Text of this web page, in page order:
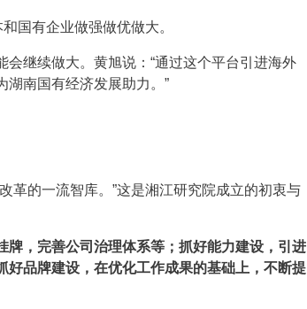
国有企业做强做优做大。
继续做大。黄旭说：“通过这个平台引进海外
湖南国有经济发展助力。”
革的一流智库。”这是湘江研究院成立的初衷与
，完善公司治理体系等；抓好能力建设，引进
品牌建设，在优化工作成果的基础上，不断提